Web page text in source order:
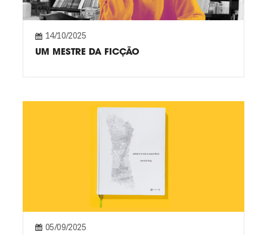
14/10/2025
UM MESTRE DA FICÇÃO
05/09/2025